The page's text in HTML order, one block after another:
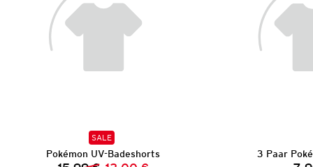
SALE
Pokémon UV-Badeshorts 3 Paar